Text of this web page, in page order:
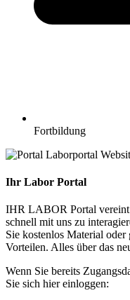
Fortbildung
Ihr Labor Portal
IHR LABOR Portal vereint
schnell mit uns zu
Sie kostenlos Material
Vorteilen. Alles über das
Wenn Sie bereits
Sie sich hier einloggen: